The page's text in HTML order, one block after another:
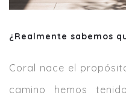
¿Realmente sabemos
Coral nace el
camino hemos